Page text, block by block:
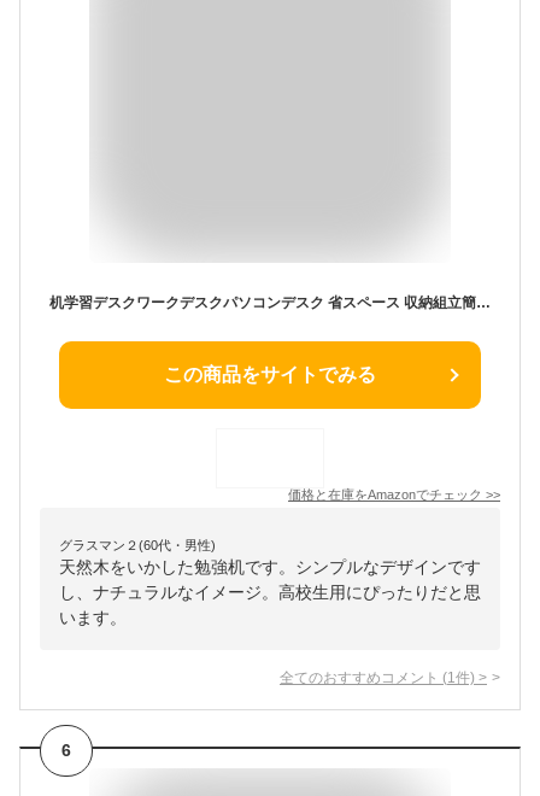
机学習デスクワークデスクパソコンデスク 省スペース 収納組立簡単一人暮らし インテリア勉強机シンプルワークデスク 90*60*72CM .4*23.6*28.3in オーク+グレーの椅子
この商品をサイトでみる
価格と在庫をAmazonでチェック >>
グラスマン２(60代・男性)
天然木をいかした勉強机です。シンプルなデザインです
し、ナチュラルなイメージ。高校生用にぴったりだと思
います。
全てのおすすめコメント (1 件) >
6